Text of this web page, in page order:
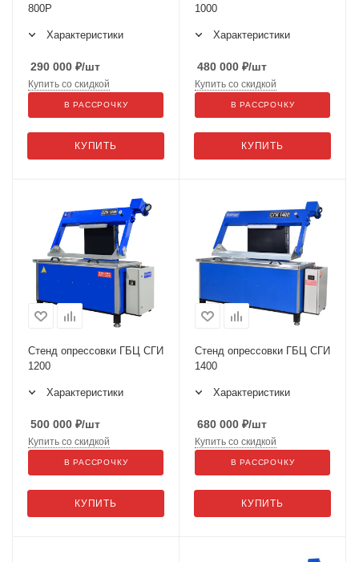
800Р
Характеристики
290 000 ₽/шт
КУПИТЬ
Купить со скидкой
В РАССРОЧКУ
1000
Характеристики
480 000 ₽/шт
КУПИТЬ
Купить со скидкой
В РАССРОЧКУ
Стенд опрессовки ГБЦ СГИ
1200
Характеристики
500 000 ₽/шт
КУПИТЬ
Купить со скидкой
В РАССРОЧКУ
Стенд опрессовки ГБЦ СГИ
1400
Характеристики
680 000 ₽/шт
КУПИТЬ
Купить со скидкой
В РАССРОЧКУ